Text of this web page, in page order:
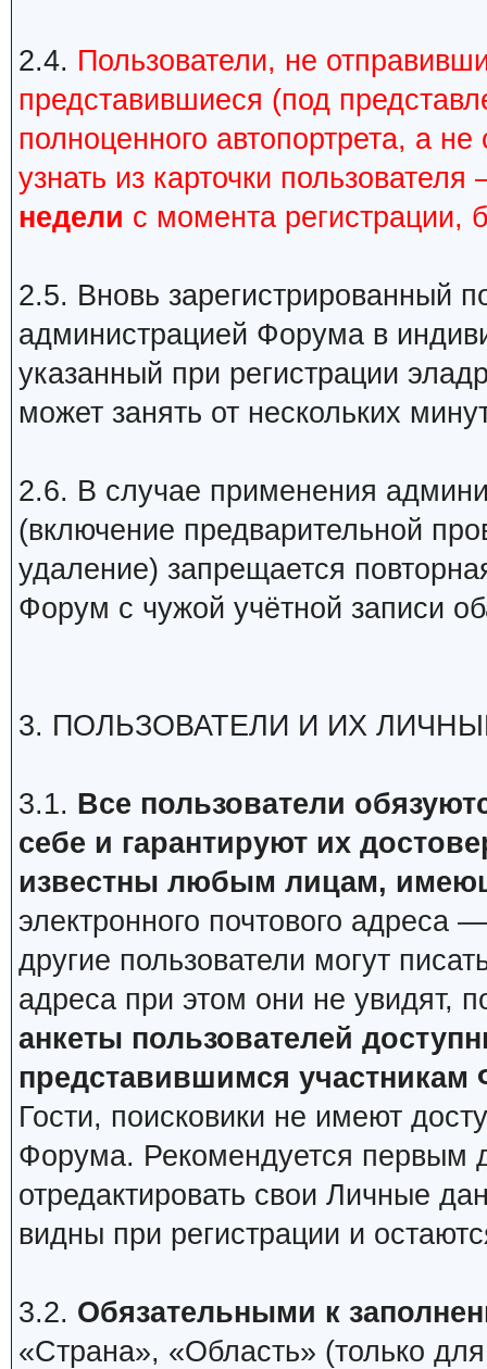
2.4. Пользователи, не
представившиеся (под
полноценного автопортрета, а
узнать из карточки
недели с момента регистрации,
2.5. Вновь зарегистрированный
администрацией Форума в
указанный при регистрации
может занять от нескольких
2.6. В случае применения
(включение предварительной
удаление) запрещается
Форум с чужой учётной записи
3. ПОЛЬЗОВАТЕЛИ И ИХ
3.1. Все пользователи
себе и гарантируют их
известны любым лицам,
электронного почтового адреса
другие пользователи могут
адреса при этом они не увидят,
анкеты пользователей
представившимся
Гости, поисковики не имеют
Форума. Рекомендуется первым
отредактировать свои Личные
видны при регистрации и
3.2. Обязательными к
«Страна», «Область» (только